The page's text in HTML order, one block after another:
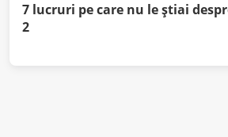
7 lucruri pe care nu le știai
2